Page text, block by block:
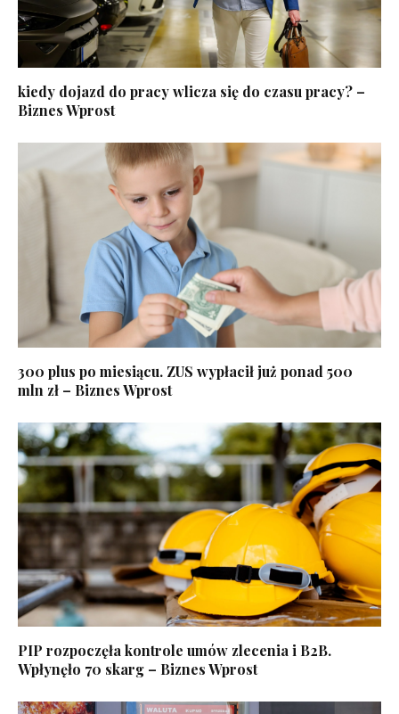
kiedy dojazd do pracy wlicza się do czasu pracy? –
Biznes Wprost
300 plus po miesiącu. ZUS wypłacił już ponad 500
mln zł – Biznes Wprost
PIP rozpoczęła kontrole umów zlecenia i B2B.
Wpłynęło 70 skarg – Biznes Wprost